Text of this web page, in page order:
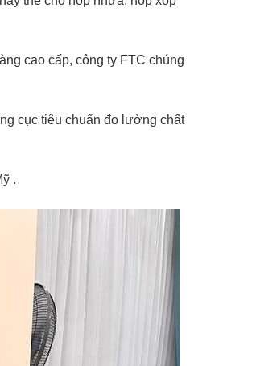
cao cấp, công ty FTC chúng
cục tiêu chuẩn đo lường chất
.